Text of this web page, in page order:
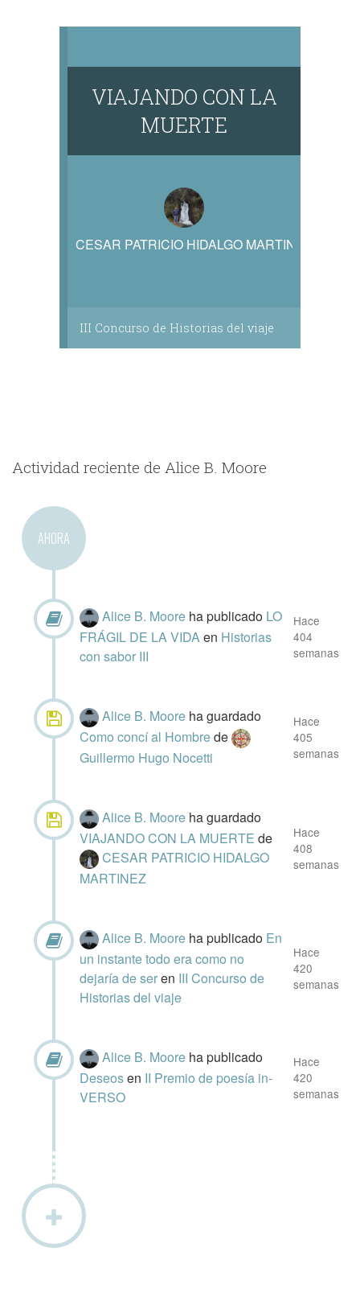
VIAJANDO CON LA
MUERTE
CESAR PATRICIO HIDALGO MARTINEZ
III Concurso de Historias del viaje
Actividad reciente de Alice B. Moore
AHORA
Alice B. Moore ha publicado LO
FRÁGIL DE LA VIDAen Historias
con sabor III
Hace
404
semanas
Alice B. Moore ha guardado
Como concí al Hombrede
Guillermo Hugo Nocetti
Hace
405
semanas
Alice B. Moore ha guardado
VIAJANDO CON LA MUERTEde
CESAR PATRICIO HIDALGO
MARTINEZ
Hace
408
semanas
Alice B. Moore ha publicado En
un instante todo era como no
dejaría de seren III Concurso de
Historias del viaje
Hace
420
semanas
Alice B. Moore ha publicado
Deseosen II Premio de poesía in-
VERSO
Hace
420
semanas